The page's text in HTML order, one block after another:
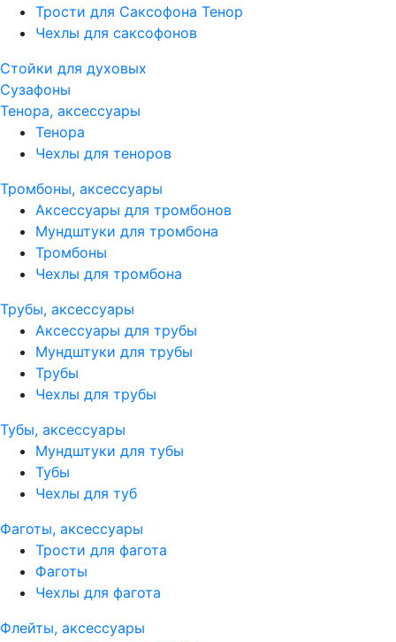
Трости для Саксофона Тенор
Чехлы для саксофонов
Стойки для духовых
Сузафоны
Тенора, аксессуары
Тенора
Чехлы для теноров
Тромбоны, аксессуары
Аксессуары для тромбонов
Мундштуки для тромбона
Тромбоны
Чехлы для тромбона
Трубы, аксессуары
Аксессуары для трубы
Мундштуки для трубы
Трубы
Чехлы для трубы
Тубы, аксессуары
Мундштуки для тубы
Тубы
Чехлы для туб
Фаготы, аксессуары
Трости для фагота
Фаготы
Чехлы для фагота
Флейты, аксессуары